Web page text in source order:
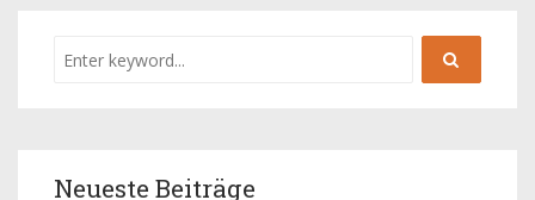
Neueste Beiträge